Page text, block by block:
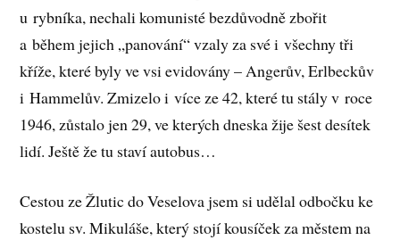
u rybníka, nechali komunisté bezdůvodně zbořit
a během jejich „panování“ vzaly za své i všechny tři
kříže, které byly ve vsi evidovány – Angerův, Erlbeckův
i Hammelův. Zmizelo i více ze 42, které tu stály v roce
1946, zůstalo jen 29, ve kterých dneska žije šest desítek
lidí. Ještě že tu staví autobus…
Cestou ze Žlutic do Veselova jsem si udělal odbočku ke
kostelu sv. Mikuláše, který stojí kousíček za městem na